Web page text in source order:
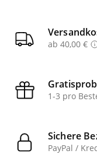
ab 40,00 €
1-3 pro
Sichere
PayPal /